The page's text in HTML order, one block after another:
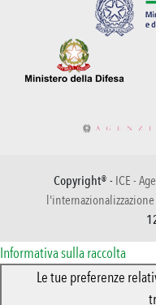
Copyright® - ICE -
Informativa sulla raccolta
Le tue preferenze